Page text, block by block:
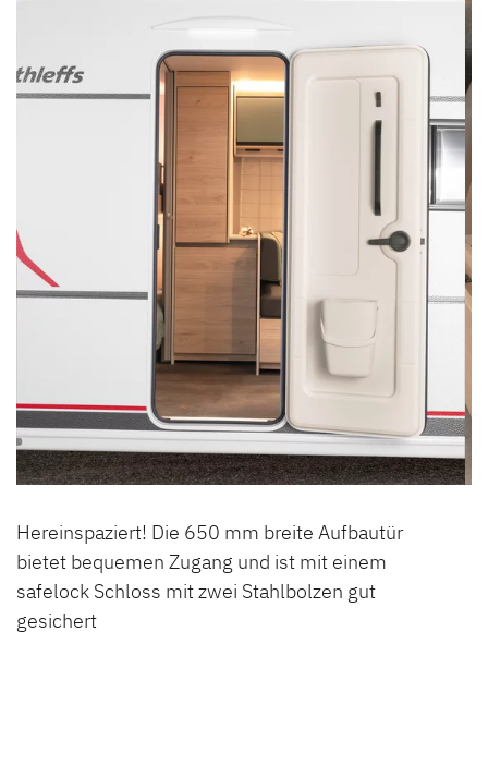
Hereinspaziert! Die 650 mm breite Aufbautür
bietet bequemen Zugang und ist mit einem
safelock Schloss mit zwei Stahlbolzen gut
gesichert